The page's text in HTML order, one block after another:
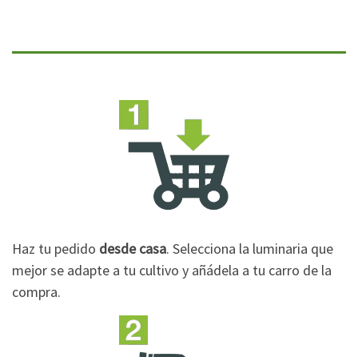
Haz tu pedido desde casa. Selecciona la luminaria que
mejor se adapte a tu cultivo y añádela a tu carro de la
compra.